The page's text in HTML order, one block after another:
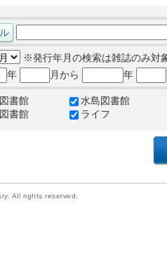
※発行年月の検索は雑誌のみ対
年
月から 年
書館
水島図書館
書館
ライフ
All rights reserved.